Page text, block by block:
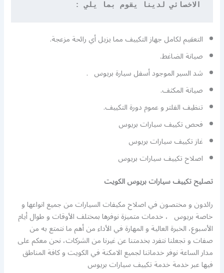
الاخصائي لدينا يقوم بما يلي :
التعقيم لكامل جهاز التكييف مما يزيل أي رائحة مزعجة.
صيانة الضاغط.
شد السير الموجود أسفل سيارة بريوس .
صيانة المكثف.
تنظيف الفلتر و عموم دورة التكييف.
فحص تكييف سيارات بريوس
غاز تكييف سيارات بريوس
اصلاح تكييف سيارات بريوس
تصليح تكييف سيارات بريوس الكويت
رائدون و مختصون في اصلاح مكيفات السيارات من جميع انواعها و
خاصة بريوس ، خدمات متميزة نوفرها بمختلف الأوقات و طوال أيام
الأسبوع، الخبرة العالية و المهارة في الأداء من أهم ما نتمتع به من
صفات و تجعلنا نتفرد بخدمتنا عن غيرنا من الشركات، نحن معكم على
مدار الساعة نوفر خدماتنا لجميع الامكنة في الكويت و كافة المناطق
فيها عبر خدمة خدمة تكييف سيارات بريوس